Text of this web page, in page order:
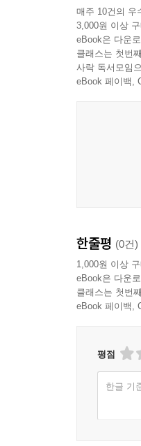
매주 10건의 우
3,000원 이상
eBook은 다운
클래스는 첫번
사락 독서모임
eBook 페이백,
한줄평 (0건)
1,000원 이상
eBook은 다운
클래스는 첫번
eBook 페이백,
평점
한글 기